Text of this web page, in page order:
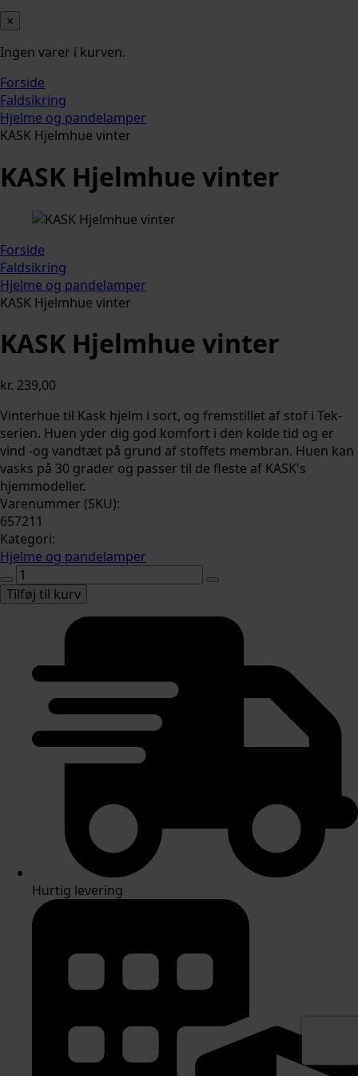
×
Ingen varer i kurven.
Forside
Faldsikring
Hjelme og pandelamper
KASK Hjelmhue vinter
KASK Hjelmhue vinter
Forside
Faldsikring
Hjelme og pandelamper
KASK Hjelmhue vinter
KASK Hjelmhue vinter
kr. 239,00
Vinterhue til Kask hjelm i sort, og fremstillet af stof i Tek-
serien. Huen yder dig god komfort i den kolde tid og er
vind -og vandtæt på grund af stoffets membran. Huen kan
vasks på 30 grader og passer til de fleste af KASK's
hjemmodeller.
Varenummer (SKU):
657211
Kategori:
Hjelme og pandelamper
KASK
Hjelmhue
vinter
Tilføj til kurv
Hurtig levering